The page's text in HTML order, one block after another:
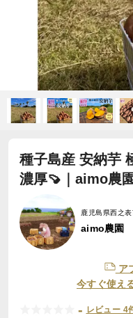
種子島産 安納芋
濃厚🍠｜aimo農
鹿児島県西之
aimo農園
ア
今すぐ使え
- レビュー 4